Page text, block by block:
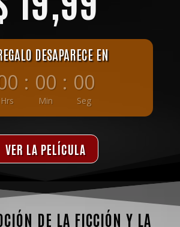
DESAPARECE EN
Hrs
: 00
Min
: 00
Seg
VER LA PELÍCULA
de la ficción y la